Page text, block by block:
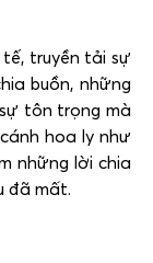
truyền tải sự
buồn, những
tôn trọng mà
hoa ly như
những lời chia
đã mất.